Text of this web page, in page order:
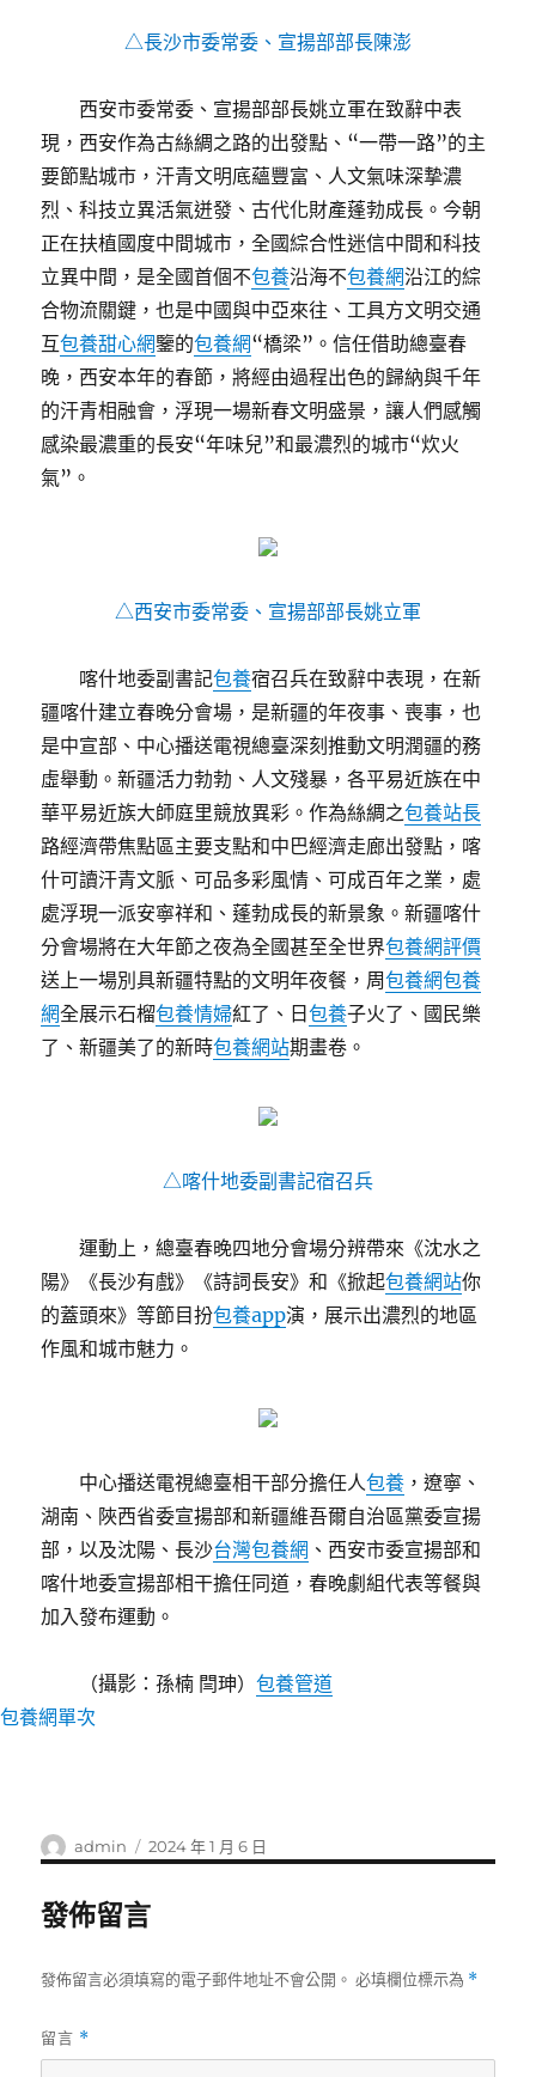
△長沙市委常委、宣揚部部長陳澎
西安市委常委、宣揚部部長姚立軍在致辭中表
現，西安作為古絲綢之路的出發點、“一帶一路”的主
要節點城市，汗青文明底蘊豐富、人文氣味深摯濃
烈、科技立異活氣迸發、古代化財產蓬勃成長。今朝
正在扶植國度中間城市，全國綜合性迷信中間和科技
立異中間，是全國首個不包養沿海不包養網沿江的綜
合物流關鍵，也是中國與中亞來往、工具方文明交通
互包養甜心網鑒的包養網“橋梁”。信任借助總臺春
晚，西安本年的春節，將經由過程出色的歸納與千年
的汗青相融會，浮現一場新春文明盛景，讓人們感觸
感染最濃重的長安“年味兒”和最濃烈的城市“炊火
氣”。
△西安市委常委、宣揚部部長姚立軍
喀什地委副書記包養宿召兵在致辭中表現，在新
疆喀什建立春晚分會場，是新疆的年夜事、喪事，也
是中宣部、中心播送電視總臺深刻推動文明潤疆的務
虛舉動。新疆活力勃勃、人文殘暴，各平易近族在中
華平易近族大師庭里競放異彩。作為絲綢之包養站長
路經濟帶焦點區主要支點和中巴經濟走廊出發點，喀
什可讀汗青文脈、可品多彩風情、可成百年之業，處
處浮現一派安寧祥和、蓬勃成長的新景象。新疆喀什
分會場將在大年節之夜為全國甚至全世界包養網評價
送上一場別具新疆特點的文明年夜餐，周包養網包養
網全展示石榴包養情婦紅了、日包養子火了、國民樂
了、新疆美了的新時包養網站期畫卷。
△喀什地委副書記宿召兵
運動上，總臺春晚四地分會場分辨帶來《沈水之
陽》《長沙有戲》《詩詞長安》和《掀起包養網站你
的蓋頭來》等節目扮包養app演，展示出濃烈的地區
作風和城市魅力。
中心播送電視總臺相干部分擔任人包養 ，遼寧、
湖南、陜西省委宣揚部和新疆維吾爾自治區黨委宣揚
部，以及沈陽、長沙台灣包養網 、西安市委宣揚部和
喀什地委宣揚部相干擔任同道，春晚劇組代表等餐與
加入發布運動。
（攝影：孫楠 閆珅）包養管道
包養網單次
作
者
admin
發
佈
2024 年 1 月 6 日
發佈留言
發佈留言必須填寫的電子郵件地址不會公開。 必填欄位標示為 *
留言 *